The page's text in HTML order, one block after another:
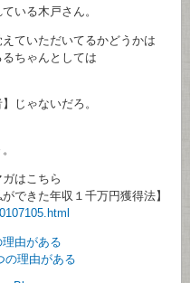
いる木戸さん。
ていただいてるかどうかは
ちゃんとしては
じゃないだろ。
はこちら
きた年収１千万円獲得法】
由がある